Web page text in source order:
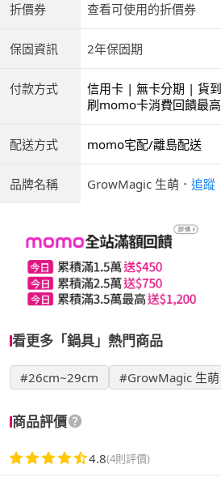
折價券 查看可使用的折價券
保固資訊 2年保固期
付款方式
信用卡 | 無卡分期 | 貨
商付款 | 銀聯卡
刷momo卡消費回饋最高
配送方式 momo宅配/離島配送
品牌名稱 GrowMagic 生萌 ． 追蹤
看更多「鍋具」熱門商品
#26cm~29cm #GrowMagic 生萌
商品評價
4.8(4則評價)